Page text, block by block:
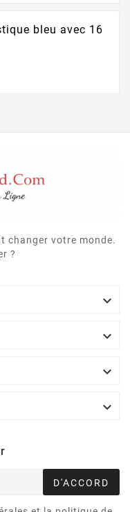
bleu avec 16
changer votre monde.
?




D'ACCORD